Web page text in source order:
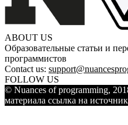
ABOUT US
Образовательные статьи и
программистов
Contact us:
FOLLOW US
© Nuances of programming,
материала ссылка на источник